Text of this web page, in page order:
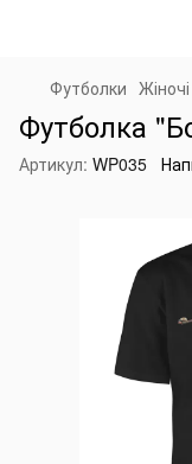
Футболки
Футболка
Артикул: WP035